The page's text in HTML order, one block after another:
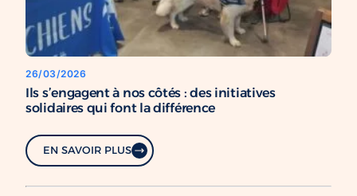
26/03/2026
Ils s’engagent à nos côtés : des initiatives
solidaires qui font la différence
EN SAVOIR PLUS